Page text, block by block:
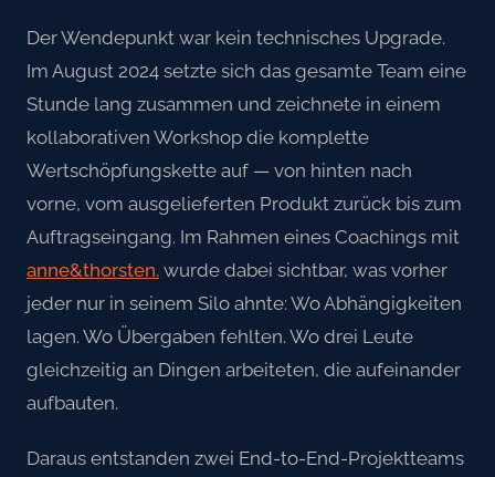
Der Wendepunkt war kein technisches Upgrade.
Im August 2024 setzte sich das gesamte Team eine
Stunde lang zusammen und zeichnete in einem
kollaborativen Workshop die komplette
Wertschöpfungskette auf — von hinten nach
vorne, vom ausgelieferten Produkt zurück bis zum
Auftragseingang. Im Rahmen eines Coachings mit
anne&thorsten. wurde dabei sichtbar, was vorher
jeder nur in seinem Silo ahnte: Wo Abhängigkeiten
lagen. Wo Übergaben fehlten. Wo drei Leute
gleichzeitig an Dingen arbeiteten, die aufeinander
aufbauten.
Daraus entstanden zwei End-to-End-Projektteams